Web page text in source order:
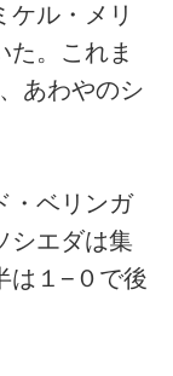
ケル・メリ
た。これま
あわやのシ
・ベリンガ
シエダは集
は１−０で後